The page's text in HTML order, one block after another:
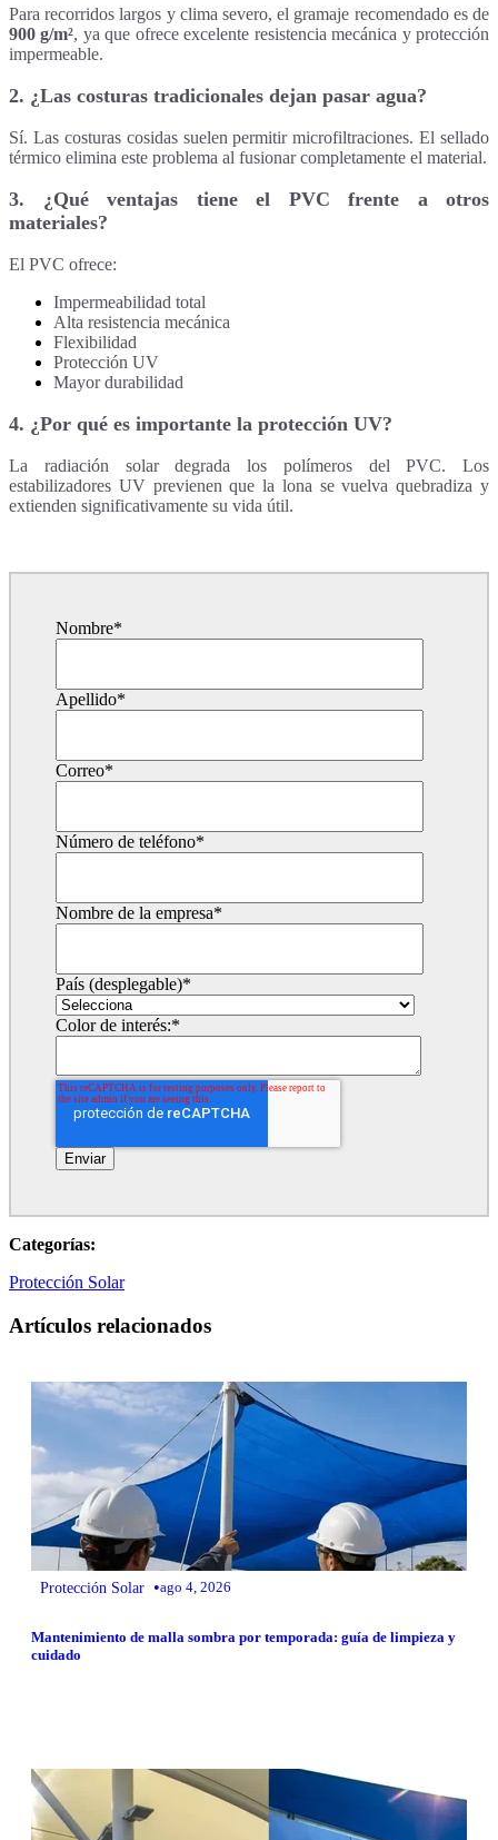
Para recorridos largos y clima severo, el gramaje recomendado es de
900 g/m², ya que ofrece excelente resistencia mecánica y protección
impermeable.
2. ¿Las costuras tradicionales dejan pasar agua?
Sí. Las costuras cosidas suelen permitir microfiltraciones. El sellado
térmico elimina este problema al fusionar completamente el material.
3. ¿Qué ventajas tiene el PVC frente a otros
materiales?
El PVC ofrece:
Impermeabilidad total
Alta resistencia mecánica
Flexibilidad
Protección UV
Mayor durabilidad
4. ¿Por qué es importante la protección UV?
La radiación solar degrada los polímeros del PVC. Los
estabilizadores UV previenen que la lona se vuelva quebradiza y
extienden significativamente su vida útil.
Nombre*
Apellido*
Correo*
Número de teléfono*
Nombre de la empresa*
País (desplegable)*
Color de interés:*
Categorías:
Protección Solar
Artículos relacionados
Protección Solar •ago 4, 2026
Mantenimiento de malla sombra por temporada: guía de limpieza y
cuidado